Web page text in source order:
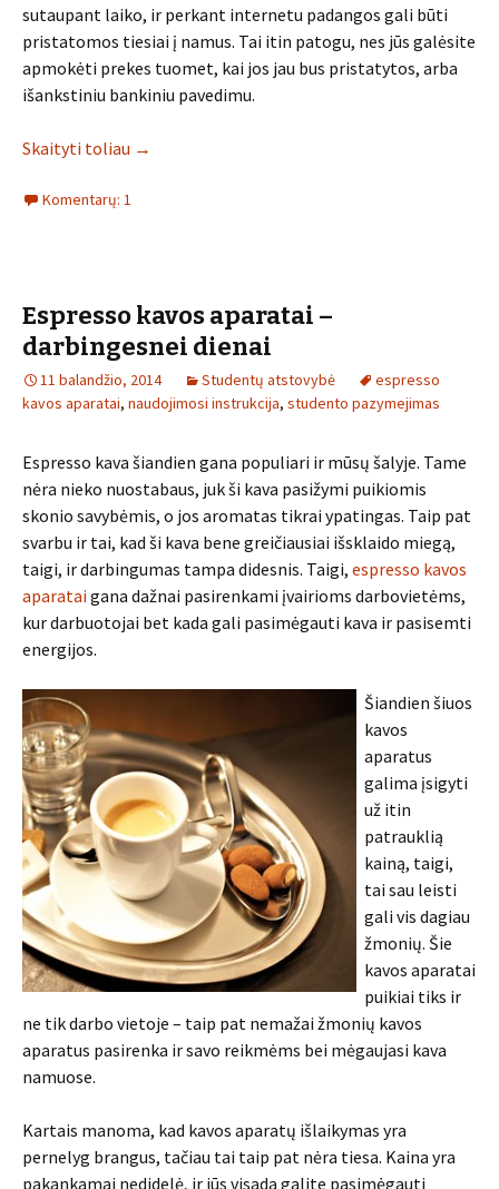
sutaupant laiko, ir perkant internetu padangos gali būti
pristatomos tiesiai į namus. Tai itin patogu, nes jūs galėsite
apmokėti prekes tuomet, kai jos jau bus pristatytos, arba
išankstiniu bankiniu pavedimu.
Skaityti toliau →
Komentarų: 1
Espresso kavos aparatai –
darbingesnei dienai
11 balandžio, 2014 Studentų atstovybė
espresso
kavos aparatai, naudojimosi instrukcija, studento pazymejimas
Espresso kava šiandien gana populiari ir mūsų šalyje. Tame
nėra nieko nuostabaus, juk ši kava pasižymi puikiomis
skonio savybėmis, o jos aromatas tikrai ypatingas. Taip pat
svarbu ir tai, kad ši kava bene greičiausiai išsklaido miegą,
taigi, ir darbingumas tampa didesnis. Taigi, espresso kavos
aparataigana dažnai pasirenkami įvairioms darbovietėms,
kur darbuotojai bet kada gali pasimėgauti kava ir pasisemti
energijos.
Šiandien šiuos
kavos
aparatus
galima įsigyti
už itin
patrauklią
kainą, taigi,
tai sau leisti
gali vis dagiau
žmonių. Šie
kavos aparatai
puikiai tiks ir
ne tik darbo vietoje – taip pat nemažai žmonių kavos
aparatus pasirenka ir savo reikmėms bei mėgaujasi kava
namuose.
Kartais manoma, kad kavos aparatų išlaikymas yra
pernelyg brangus, tačiau tai taip pat nėra tiesa. Kaina yra
pakankamai nedidelė, ir jūs visada galite pasimėgauti